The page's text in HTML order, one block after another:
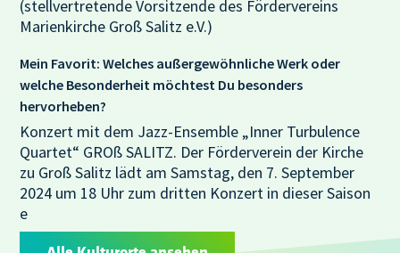
(stellvertretende Vorsitzende des Fördervereins
Marienkirche Groß Salitz e.V.)
Mein Favorit: Welches außergewöhnliche Werk oder
welche Besonderheit möchtest Du besonders
hervorheben?
Konzert mit dem Jazz-Ensemble „Inner Turbulence
Quartet“ GROß SALITZ. Der Förderverein der Kirche
zu Groß Salitz lädt am Samstag, den 7. September
2024 um 18 Uhr zum dritten Konzert in dieser Saison
e